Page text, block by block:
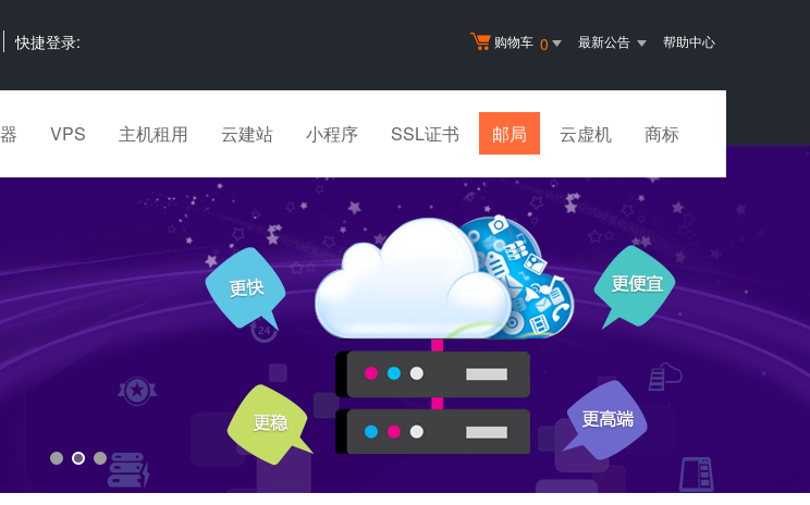
购物车 0 最新公告 帮助中心
快捷登录:
VPS 主机租用 云建站 小程序 SSL证书 邮局 云虚机 商标